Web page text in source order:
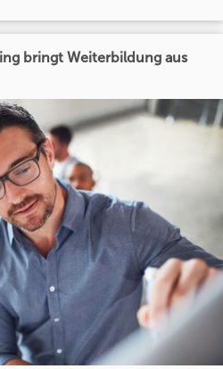
bringt Weiterbildung aus